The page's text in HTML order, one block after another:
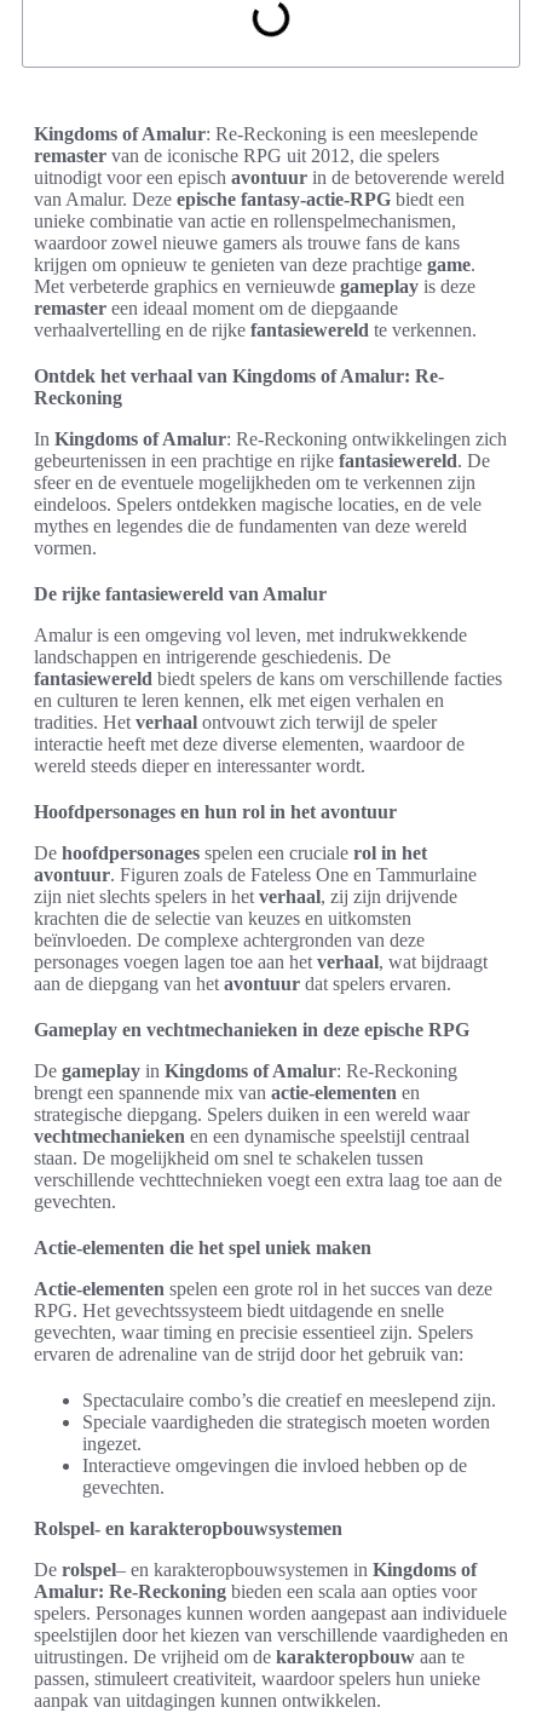
Kingdoms of Amalur: Re-Reckoning is een meeslepende
remaster van de iconische RPG uit 2012, die spelers
uitnodigt voor een episch avontuur in de betoverende wereld
van Amalur. Deze epische fantasy-actie-RPG biedt een
unieke combinatie van actie en rollenspelmechanismen,
waardoor zowel nieuwe gamers als trouwe fans de kans
krijgen om opnieuw te genieten van deze prachtige game.
Met verbeterde graphics en vernieuwde gameplay is deze
remaster een ideaal moment om de diepgaande
verhaalvertelling en de rijke fantasiewereld te verkennen.
Ontdek het verhaal van Kingdoms of Amalur: Re-
Reckoning
In Kingdoms of Amalur: Re-Reckoning ontwikkelingen zich
gebeurtenissen in een prachtige en rijke fantasiewereld. De
sfeer en de eventuele mogelijkheden om te verkennen zijn
eindeloos. Spelers ontdekken magische locaties, en de vele
mythes en legendes die de fundamenten van deze wereld
vormen.
De rijke fantasiewereld van Amalur
Amalur is een omgeving vol leven, met indrukwekkende
landschappen en intrigerende geschiedenis. De
fantasiewereld biedt spelers de kans om verschillende facties
en culturen te leren kennen, elk met eigen verhalen en
tradities. Het verhaal ontvouwt zich terwijl de speler
interactie heeft met deze diverse elementen, waardoor de
wereld steeds dieper en interessanter wordt.
Hoofdpersonages en hun rol in het avontuur
De hoofdpersonages spelen een cruciale rol in het
avontuur. Figuren zoals de Fateless One en Tammurlaine
zijn niet slechts spelers in het verhaal, zij zijn drijvende
krachten die de selectie van keuzes en uitkomsten
beïnvloeden. De complexe achtergronden van deze
personages voegen lagen toe aan het verhaal, wat bijdraagt
aan de diepgang van het avontuur dat spelers ervaren.
Gameplay en vechtmechanieken in deze epische RPG
De gameplay in Kingdoms of Amalur: Re-Reckoning
brengt een spannende mix van actie-elementen en
strategische diepgang. Spelers duiken in een wereld waar
vechtmechanieken en een dynamische speelstijl centraal
staan. De mogelijkheid om snel te schakelen tussen
verschillende vechttechnieken voegt een extra laag toe aan de
gevechten.
Actie-elementen die het spel uniek maken
Actie-elementen spelen een grote rol in het succes van deze
RPG. Het gevechtssysteem biedt uitdagende en snelle
gevechten, waar timing en precisie essentieel zijn. Spelers
ervaren de adrenaline van de strijd door het gebruik van:
Spectaculaire combo’s die creatief en meeslepend zijn.
Speciale vaardigheden die strategisch moeten worden
ingezet.
Interactieve omgevingen die invloed hebben op de
gevechten.
Rolspel- en karakteropbouwsystemen
De rolspel– en karakteropbouwsystemen in Kingdoms of
Amalur: Re-Reckoning bieden een scala aan opties voor
spelers. Personages kunnen worden aangepast aan individuele
speelstijlen door het kiezen van verschillende vaardigheden en
uitrustingen. De vrijheid om de karakteropbouw aan te
passen, stimuleert creativiteit, waardoor spelers hun unieke
aanpak van uitdagingen kunnen ontwikkelen.